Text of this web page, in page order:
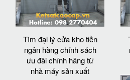
Tìm đại lý cửa kho tiền
ngân hàng chính sách
ưu đãi chính hãng từ
nhà máy sản xuất